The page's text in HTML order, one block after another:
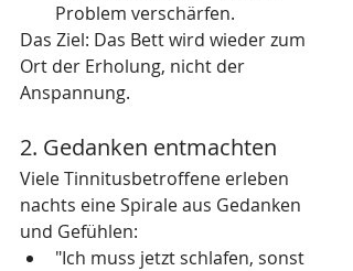
Problem verschärfen.
Das Ziel: Das Bett wird wieder zum
Ort der Erholung, nicht der
Anspannung.
2. Gedanken entmachten
Viele Tinnitusbetroffene erleben
nachts eine Spirale aus Gedanken
und Gefühlen:
"Ich muss jetzt schlafen, sonst